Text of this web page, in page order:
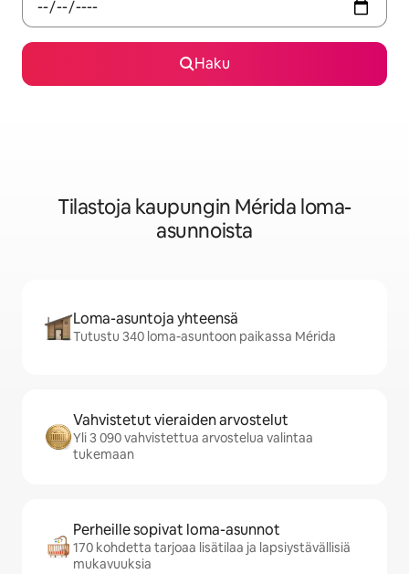
Haku
Tilastoja kaupungin Mérida loma-
asunnoista
Loma-asuntoja yhteensä
Tutustu 340 loma-asuntoon paikassa Mérida
Vahvistetut vieraiden arvostelut
Yli 3 090 vahvistettua arvostelua valintaa
tukemaan
Perheille sopivat loma-asunnot
170 kohdetta tarjoaa lisätilaa ja lapsiystävällisiä
mukavuuksia